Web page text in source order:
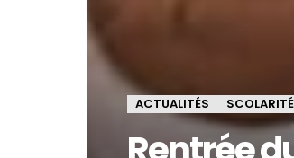
ACTUALITÉS SCOLARITÉ